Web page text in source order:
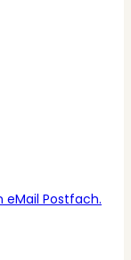
eMail Postfach.